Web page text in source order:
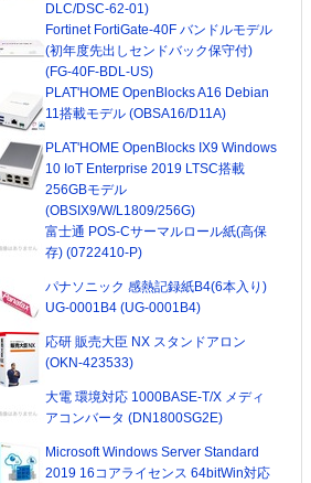
DLC/DSC-62-01)
Fortinet FortiGate-40F バンドルモデル
(初年度先出しセンドバック保守付)
(FG-40F-BDL-US)
PLAT'HOME OpenBlocks A16 Debian
11搭載モデル (OBSA16/D11A)
PLAT'HOME OpenBlocks IX9 Windows
10 IoT Enterprise 2019 LTSC搭載
256GBモデル
(OBSIX9/W/L1809/256G)
富士通 POS-Cサーマルロール紙(高保
存) (0722410-P)
パナソニック 感熱記録紙B4(6本入り)
UG-0001B4 (UG-0001B4)
応研 販売大臣 NX スタンドアロン
(OKN-423533)
大電 環境対応 1000BASE-T/X メディ
アコンバータ (DN1800SG2E)
Microsoft Windows Server Standard
2019 16コアライセンス 64bitWin対応